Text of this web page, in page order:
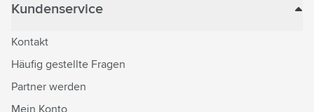
Kundenservice
Kontakt
Häufig gestellte Fragen
Partner werden
Mein Konto